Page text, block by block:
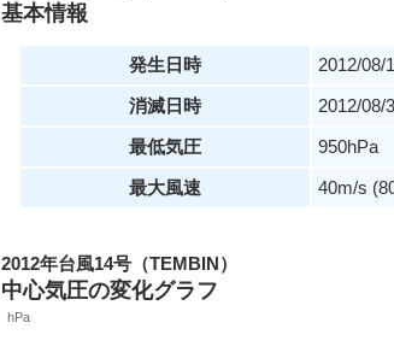
基本情報
発生日時
2012/08/
消滅日時
2012/08/
最低気圧
950hPa
最大風速
40m/s
2012年台風14号（TEMBIN）
中心気圧の変化グラフ
hPa